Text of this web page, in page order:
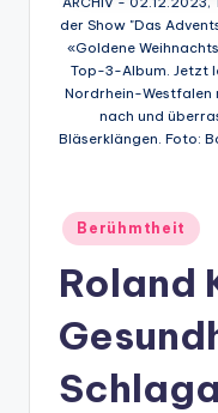
der Show "Das
«Goldene
Top-3-Album. Jetzt
Nordrhein-Westfalen
nach und
Bläserklängen. Foto:
Posted
in
Berühmtheit
Roland